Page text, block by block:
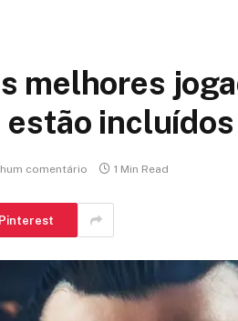
melhores
estão incluídos
comentário 1 Min Read
Pinterest